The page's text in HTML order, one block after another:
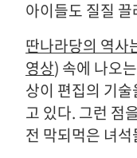
아이들도 질질
딴나라당의 역사
영상) 속에 나오
상이 편집의 기
고 있다. 그런 점
전 막되먹은 녀